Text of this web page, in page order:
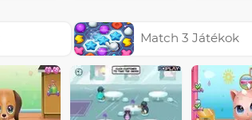
Match 3 Játékok